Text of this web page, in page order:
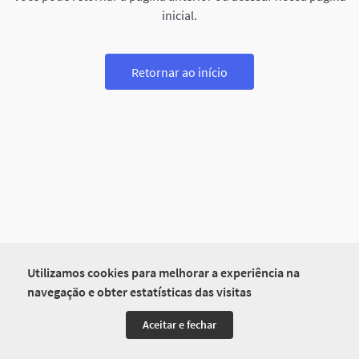
Utilizamos cookies para melhorar a experiência na
navegação e obter estatísticas das visitas
Aceitar e fechar
inicial.
Retornar ao início